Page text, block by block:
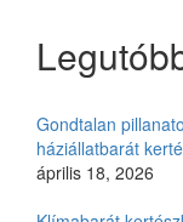
Gondtalan
háziállatbarát
április 18, 2026